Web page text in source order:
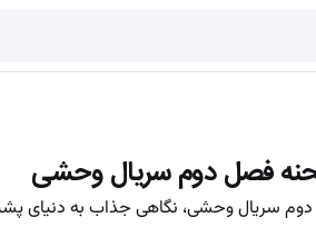
فصل دوم سریال وحشی
سریال وحشی، نگاهی جذاب به دنیای پشت